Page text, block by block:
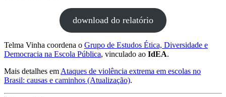
download do relatório
Telma Vinha coordena o Grupo de Estudos Ética, Diversidade e
Democracia na Escola Pública, vinculado ao IdEA.
Mais detalhes em Ataques de violência extrema em escolas no
Brasil: causas e caminhos (Atualização).